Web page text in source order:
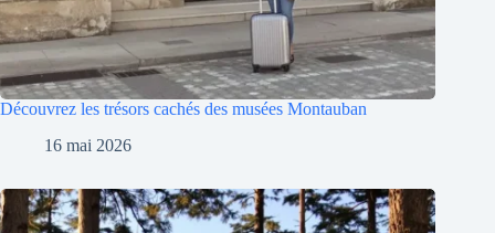
Découvrez les trésors cachés des musées Montauban
16 mai 2026